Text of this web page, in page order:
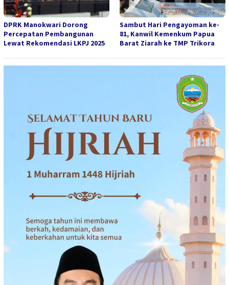
DPRK Manokwari Dorong
Percepatan Pembangunan
Lewat Rekomendasi LKPJ 2025
Sambut Hari Pengayoman ke-
81, Kanwil Kemenkum Papua
Barat Ziarah ke TMP Trikora